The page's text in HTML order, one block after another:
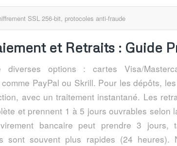
SSL 256-bit, protocoles anti-fraude
et Retraits : Guide
diverses options : cartes Visa/
PayPal ou Skrill. Pour les dépôts,
avec un traitement instantané. Les
et prennent 1 à 5 jours ouvrables selon
bancaire peut prendre 3 jours,
sont souvent plus rapides (24 heures).